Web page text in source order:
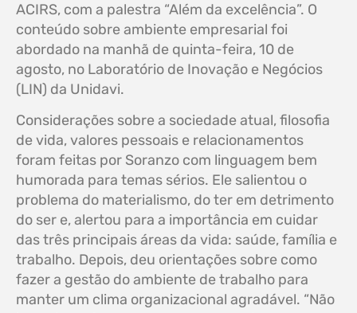
ACIRS, com a palestra “Além da excelência”. O
conteúdo sobre ambiente empresarial foi
abordado na manhã de quinta-feira, 10 de
agosto, no Laboratório de Inovação e Negócios
(LIN) da Unidavi.
Considerações sobre a sociedade atual, filosofia
de vida, valores pessoais e relacionamentos
foram feitas por Soranzo com linguagem bem
humorada para temas sérios. Ele salientou o
problema do materialismo, do ter em detrimento
do ser e, alertou para a importância em cuidar
das três principais áreas da vida: saúde, família e
trabalho. Depois, deu orientações sobre como
fazer a gestão do ambiente de trabalho para
manter um clima organizacional agradável. “Não